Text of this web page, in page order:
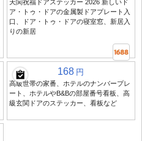
天関祝福ドアステッカー 2026 新しいド
ア・トゥ・ドアの金属製ドアプレート入
口、ドア・トゥ・ドアの寝室窓、新居入
りの新居
168 円
高級世帯の家番、ホテルのナンバープレ
ート、ホテルやB&Bの部屋番号看板、高
級玄関ドアのステッカー、看板など